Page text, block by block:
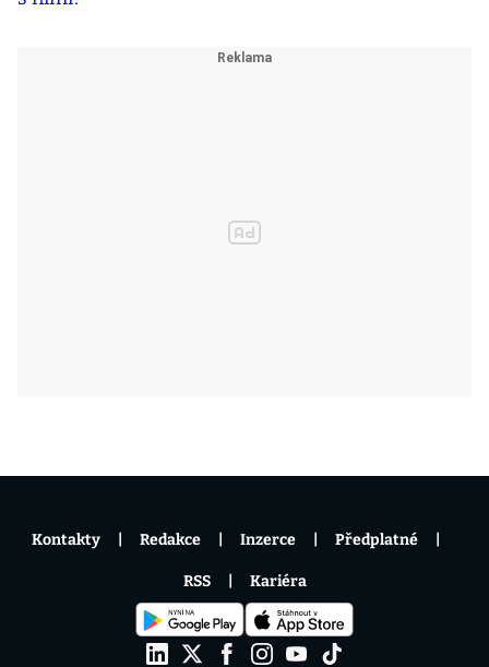
Kontakty Redakce Inzerce Předplatné
RSS Kariéra